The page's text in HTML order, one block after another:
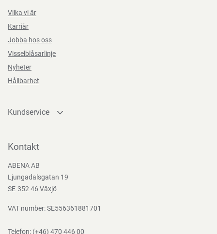
Vilka vi är
Karriär
Jobba hos oss
Visselblåsarlinje
Nyheter
Hållbarhet
Kundservice
Bli kund
Nedladdningar
Kontakt
ABENA AB
Ljungadalsgatan 19
SE-352 46 Växjö
VAT number: SE556361881701
Telefon: (+46) 470 446 00